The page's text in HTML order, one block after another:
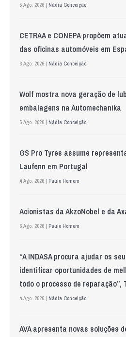
5 Ago. 2026 | Nádia Conceição
CETRAA e CONEPA propõem
das oficinas automóveis em
6 Ago. 2026 | Nádia Conceição
Wolf mostra nova geração de
embalagens na Automechanika
5 Ago. 2026 | Nádia Conceição
GS Pro Tyres assume
Laufenn em Portugal
4 Ago. 2026 | Paulo Homem
Acionistas da AkzoNobel e da
6 Ago. 2026 | Paulo Homem
“A INDASA procura ajudar os
identificar oportunidades de
todo o processo de reparação”,
4 Ago. 2026 | Nádia Conceição
AVA apresenta novas soluções